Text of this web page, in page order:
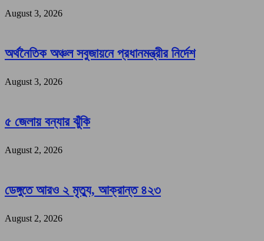
August 3, 2026
অর্থনৈতিক অঞ্চল সবুজায়নে প্রধানমন্ত্রীর নির্দেশ
August 3, 2026
৫ জেলায় বন্যার ঝুঁকি
August 2, 2026
ডেঙ্গুতে আরও ২ মৃত্যু, আক্রান্ত ৪২৩
August 2, 2026